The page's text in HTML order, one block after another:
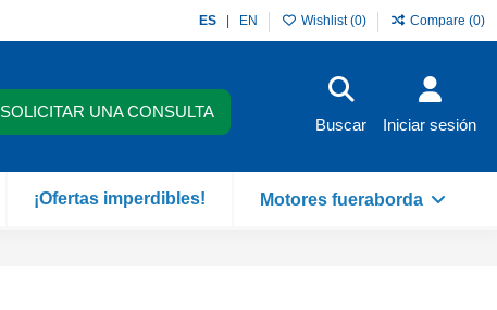
ES EN Wishlist (0) Compare (0)
SOLICITAR UNA CONSULTA
Buscar Iniciar sesión
¡Ofertas imperdibles! Motores fueraborda